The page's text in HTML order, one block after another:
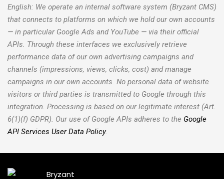
English: We operate an internal software system (Bryzant CMS)
that connects to platforms on which we hold our own accounts
— in particular Google Ads and YouTube — via their official
APIs. Through these interfaces we exclusively retrieve
performance data of our own advertising campaigns and
channels (impressions, views, clicks, cost) and manage
campaigns in our own accounts. No personal data of website
visitors or third parties is transmitted to Google through this
integration. Processing is based on our legitimate interest (Art.
6(1)(f) GDPR). Our use of Google APIs adheres to the Google
API Services User Data Policy.